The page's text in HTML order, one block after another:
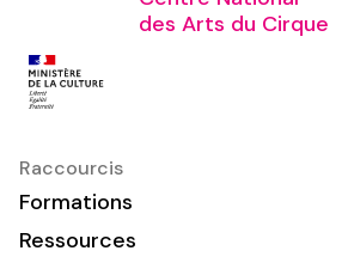
des Arts du Cirque
Raccourcis
Formations
Ressources